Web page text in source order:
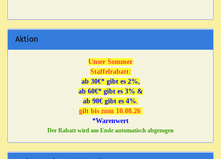
Aktion
Unser Sommer
Staffelrabatt:
ab 30€* gibt es 2%,
ab 60€* gibt es 3% &
ab 90€ gibt es 4%.
gilt bis zum 10.08.26
*Warenwert
Der Rabatt wird am Ende automatisch abgezogen